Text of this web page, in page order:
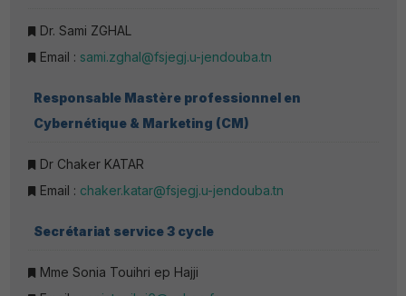
Dr. Sami ZGHAL
Email : sami.zghal@fsjegj.u-jendouba.tn
Responsable Mastère professionnel en
Cybernétique & Marketing (CM)
Dr Chaker KATAR
Email : chaker.katar@fsjegj.u-jendouba.tn
Secrétariat service 3 cycle
Mme Sonia Touihri ep Hajji